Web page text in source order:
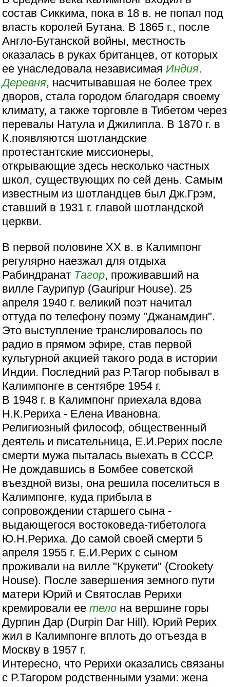
состав Сиккима, пока в 18 в. не попал под
власть королей Бутана. В 1865 г., после
Англо-Бутанской войны, местность
оказалась в руках британцев, от которых
ее унаследовала независимаяИндия.
Деревня, насчитывавшая не более трех
дворов, стала городом благодаря своему
климату, а также торговле в Тибетом через
перевалы Натула и Джилипла. В 1870 г. в
К.появляются шотландские
протестантские миссионеры,
открывающие здесь несколько частных
школ, существующих по сей день. Самым
известным из шотландцев был Дж.Грэм,
ставший в 1931 г. главой шотландской
церкви.
В первой половине ХХ в. в Калимпонг
регулярно наезжал для отдыха
Рабиндранат Тагор, проживавший на
вилле Гаурипур (Gauripur House). 25
апреля 1940 г. великий поэт начитал
оттуда по телефону поэму "Джанамдин".
Это выступление транслировалось по
радио в прямом эфире, став первой
культурной акцией такого рода в истории
Индии. Последний раз Р.Тагор побывал в
Калимпонге в сентябре 1954 г.
В 1948 г. в Калимпонг приехала вдова
Н.К.Рериха - Елена Ивановна.
Религиозный философ, общественный
деятель и писательница, Е.И.Рерих после
смерти мужа пыталась выехать в СССР.
Не дождавшись в Бомбее советской
въездной визы, она решила поселиться в
Калимпонге, куда прибыла в
сопровождении старшего сына -
выдающегося востоковеда-тибетолога
Ю.Н.Рериха. До самой своей смерти 5
апреля 1955 г. Е.И.Рерих с сыном
проживали на вилле "Крукети" (Crookety
House). После завершения земного пути
матери Юрий и Святослав Рерихи
кремировали еетело на вершине горы
Дурпин Дар (Durpin Dar Hill). Юрий Рерих
жил в Калимпонге вплоть до отъезда в
Москву в 1957 г.
Интересно, что Рерихи оказались связаны
с Р.Тагором родственными узами: жена